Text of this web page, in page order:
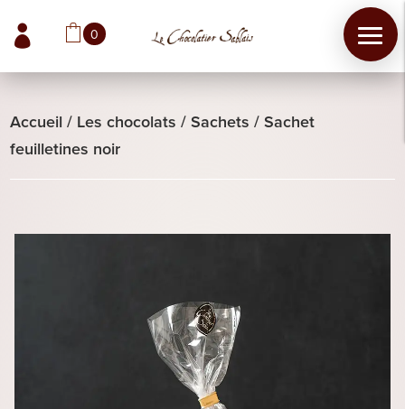
0

Accueil / Les chocolats /Sachets /Sachet
feuilletines noir